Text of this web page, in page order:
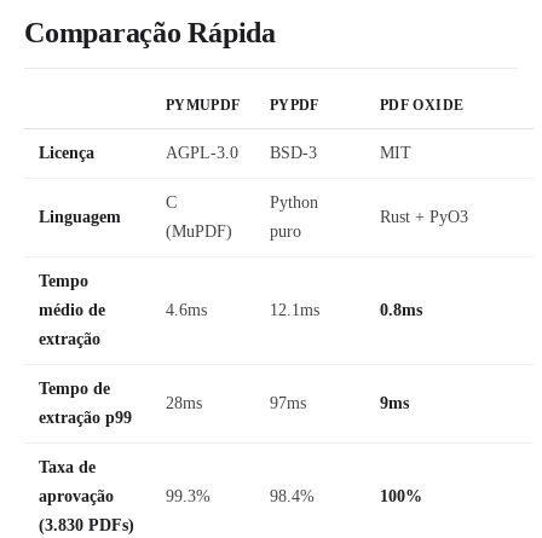
Comparação Rápida
PYMUPDF PYPDF PDF OXIDE
Licença AGPL-3.0 BSD-3 MIT
Linguagem
C
(MuPDF)
Python
puro
Rust + PyO3
Tempo
médio de
extração
4.6ms 12.1ms 0.8ms
Tempo de
extração p99
28ms 97ms 9ms
Taxa de
aprovação
(3.830 PDFs)
99.3% 98.4% 100%